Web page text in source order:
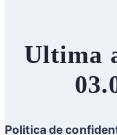
Ultima
Politica de